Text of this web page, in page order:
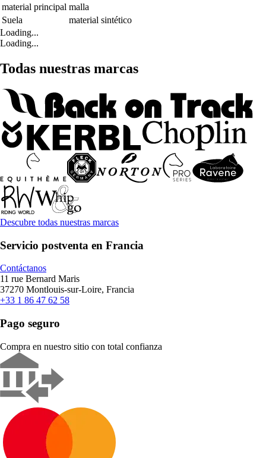
material principal malla
Suela
material sintético
Loading...
Loading...
Todas nuestras marcas
Descubre todas nuestras marcas
Servicio postventa en Francia
Contáctanos
11 rue Bernard Maris
37270 Montlouis-sur-Loire, Francia
+33 1 86 47 62 58
Pago seguro
Compra en nuestro sitio con total confianza